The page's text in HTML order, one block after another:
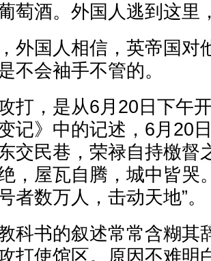
萄酒。外国人逃到这里
外国人相信，英帝国对
不会袖手不管的。
打，是从6月20日下午
记》中的记述，6月20
交民巷，荣禄自持檄督
，屋瓦自腾，城中皆哭
者数万人，击动天地”。
科书的叙述常常含糊其
打使馆区。原因不难明